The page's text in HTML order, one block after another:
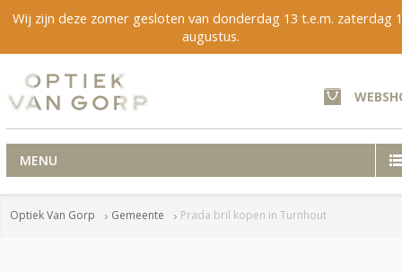
Wij zijn deze zomer gesloten van donderdag 13 t.e.m. zaterdag
augustus.
MENU
Optiek Van Gorp Gemeente Prada bril kopen in Turnhout